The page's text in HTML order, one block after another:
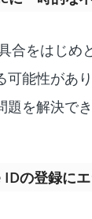
合をはじめ
可能性があ
題を解決で
の登録に